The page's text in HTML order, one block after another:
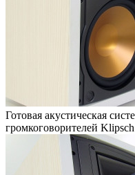
Готовая акустическая
громкоговорителей